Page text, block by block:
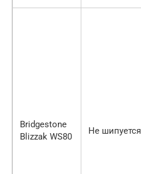
Bridgestone
Blizzak WS80
Не шипуется